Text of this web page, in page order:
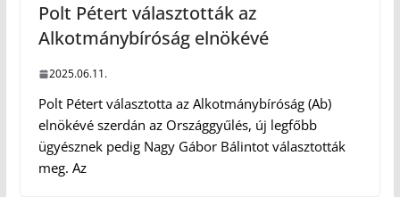
Polt Pétert választották az
Alkotmánybíróság elnökévé
2025.06.11.
Polt Pétert választotta az Alkotmánybíróság (Ab)
elnökévé szerdán az Országgyűlés, új legfőbb
ügyésznek pedig Nagy Gábor Bálintot választották
meg. Az